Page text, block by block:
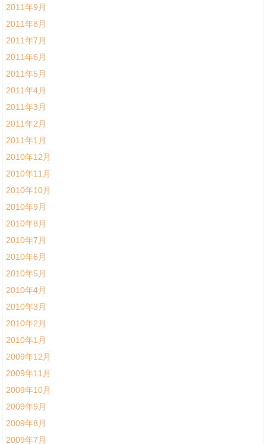
2011年9月
2011年8月
2011年7月
2011年6月
2011年5月
2011年4月
2011年3月
2011年2月
2011年1月
2010年12月
2010年11月
2010年10月
2010年9月
2010年8月
2010年7月
2010年6月
2010年5月
2010年4月
2010年3月
2010年2月
2010年1月
2009年12月
2009年11月
2009年10月
2009年9月
2009年8月
2009年7月